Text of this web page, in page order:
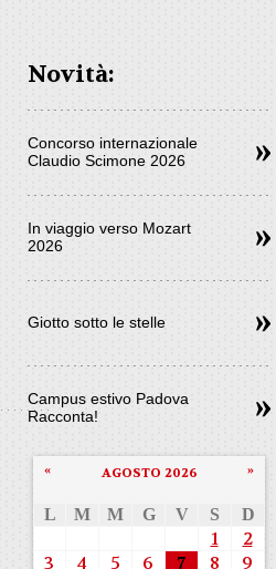
Novità:
Concorso internazionale
Claudio Scimone 2026
In viaggio verso Mozart
2026
Giotto sotto le stelle
Campus estivo Padova
Racconta!
AGOSTO 2026
« »
L M M G V S D
1
2
3
4 5 6 7 8 9